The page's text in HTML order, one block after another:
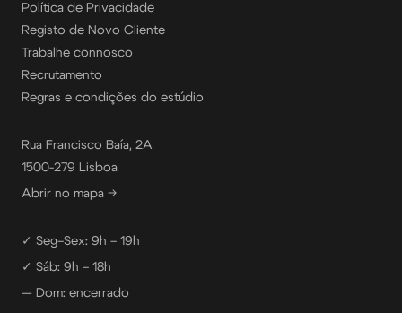
Política de Privacidade
Registo de Novo Cliente
Trabalhe connosco
Recrutamento
Regras e condições do estúdio
Rua Francisco Baía, 2A
1500-279 Lisboa
Abrir no mapa →
✓ Seg–Sex: 9h – 19h
✓ Sáb: 9h – 18h
— Dom: encerrado